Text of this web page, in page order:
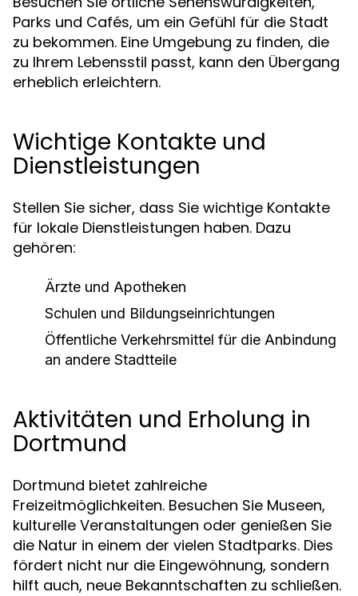
Parks und Cafés, um ein Gefühl für die Stadt
zu bekommen. Eine Umgebung zu finden, die
zu Ihrem Lebensstil passt, kann den Übergang
erheblich erleichtern.
Wichtige Kontakte und
Dienstleistungen
Stellen Sie sicher, dass Sie wichtige Kontakte
für lokale Dienstleistungen haben. Dazu
gehören:
Ärzte und Apotheken
Schulen und Bildungseinrichtungen
Öffentliche Verkehrsmittel für die Anbindung
an andere Stadtteile
Aktivitäten und Erholung in
Dortmund
Dortmund bietet zahlreiche
Freizeitmöglichkeiten. Besuchen Sie Museen,
kulturelle Veranstaltungen oder genießen Sie
die Natur in einem der vielen Stadtparks. Dies
fördert nicht nur die Eingewöhnung, sondern
hilft auch, neue Bekanntschaften zu schließen.